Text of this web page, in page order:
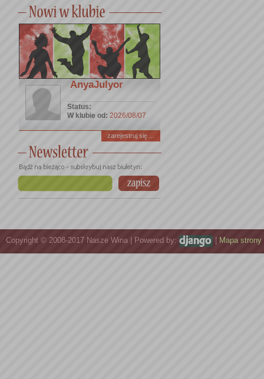
AnyaJulyor
Status:
W klubie od: 2026/08/07
zarejestruj się ...
Copyright © 2008-2017 Nasze Wina | Powered by: Mapa strony